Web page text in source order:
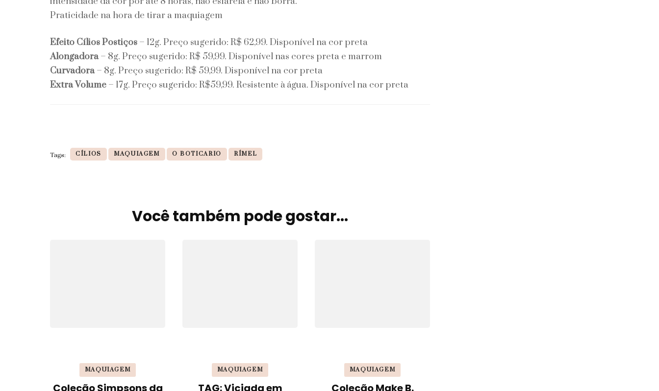
Praticidade na hora de tirar a maquiagem
Efeito Cílios Postiços – 12g. Preço sugerido: R$ 62,99. Disponível na cor preta
Alongadora– 8g. Preço sugerido: R$ 59,99. Disponível nas cores preta e marrom
Curvadora– 8g. Preço sugerido: R$ 59,99. Disponível na cor preta
Extra Volume – 17g. Preço sugerido: R$59,99. Resistente à água. Disponível na cor preta
Tags: CÍLIOS MAQUIAGEM O BOTICARIO RÍMEL
Você também pode gostar...
MAQUIAGEM
Coleção Simpsons da
MAQUIAGEM
TAG: Viciada em
MAQUIAGEM
Coleção Make B.